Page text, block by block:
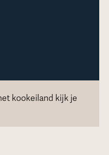
kookeiland kijk je